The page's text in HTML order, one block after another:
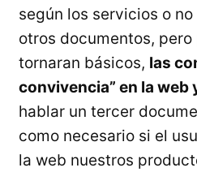
según los servicios o
otros documentos,
tornaran básicos, las
convivencia” en la
hablar un tercer
como necesario si el
la web nuestros